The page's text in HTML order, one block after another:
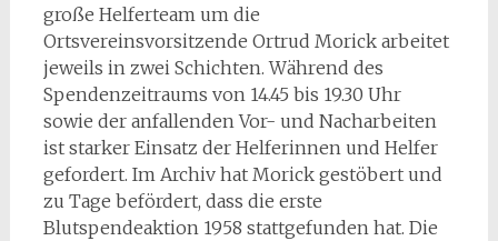
große Helferteam um die
Ortsvereinsvorsitzende Ortrud Morick arbeitet
jeweils in zwei Schichten. Während des
Spendenzeitraums von 14.45 bis 19.30 Uhr
sowie der anfallenden Vor- und Nacharbeiten
ist starker Einsatz der Helferinnen und Helfer
gefordert. Im Archiv hat Morick gestöbert und
zu Tage befördert, dass die erste
Blutspendeaktion 1958 stattgefunden hat. Die